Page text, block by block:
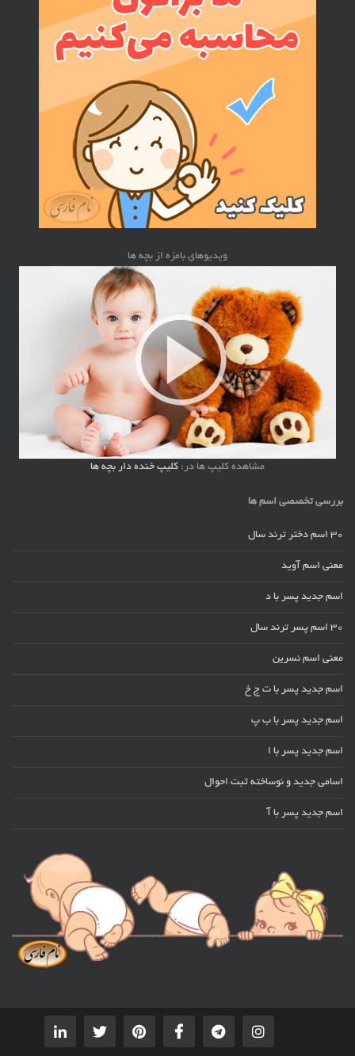
ویدیوهای بامزه از بچه ها
مشاهده کلیپ ها در: کلیپ خنده دار بچه ها
بررسی تخصصی اسم ها
30 اسم دختر ترند سال
معنی اسم آوید
اسم جدید پسر با د
30 اسم پسر ترند سال
معنی اسم نسرین
اسم جدید پسر با ت ج خ
اسم جدید پسر با ب پ
اسم جدید پسر با ا
اسامی جدید و نوساخته ثبت احوال
اسم جدید پسر با آ